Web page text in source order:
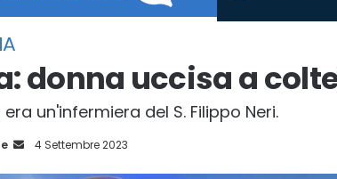
donna uccisa a
un'infermiera del S. Filippo Neri.
4 Settembre 2023